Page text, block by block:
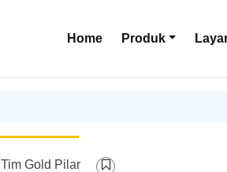
Home Produk
Tim Gold Pilar